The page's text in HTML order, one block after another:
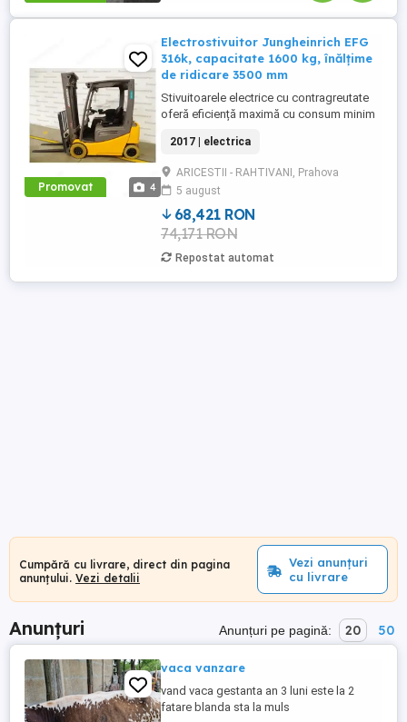
Promovat 4
Electrostivuitor Jungheinrich EFG
316k, capacitate 1600 kg, înălțime
de ridicare 3500 mm
Stivuitoarele electrice cu contragreutate
oferă eficiență maximă cu consum minim
performanțe de top cu cele mai recente
motoare trifazate. Această tehnologie
coordonează toate componentele
stivuitoarelor, îmbunătățind eficiența
operațiunilor dumneavoastră. Eficiența ...
2017 | electrica
ARICESTII - RAHTIVANI, Prahova
5 august
68,421 RON
74,171 RON
Repostat automat
Cumpără cu livrare, direct din pagina
anunțului. Vezi detalii
Vezi anunțuri
cu livrare
Anunțuri Anunțuri pe pagină: 20 50
vaca vanzare
vand vaca gestanta an 3 luni este la 2
fatare blanda sta la muls